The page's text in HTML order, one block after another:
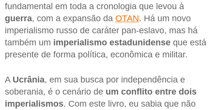
fundamental em toda a cronologia que levou à
guerra, com a expansão da OTAN. Há um novo
imperialismo russo de caráter pan-eslavo, mas há
também um imperialismo estadunidense que está
presente de forma política, econômica e militar.
A Ucrânia, em sua busca por independência e
soberania, é o cenário de um conflito entre dois
imperialismos. Com este livro, eu sabia que não